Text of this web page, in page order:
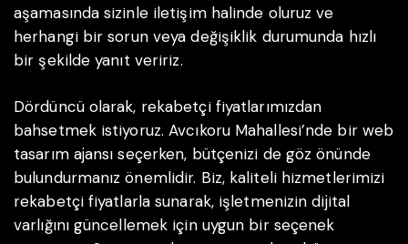
aşamasında sizinle iletişim halinde oluruz ve
herhangi bir sorun veya değişiklik durumunda hızlı
bir şekilde yanıt veririz.
Dördüncü olarak, rekabetçi fiyatlarımızdan
bahsetmek istiyoruz. Avcıkoru Mahallesi’nde bir web
tasarım ajansı seçerken, bütçenizi de göz önünde
bulundurmanız önemlidir. Biz, kaliteli hizmetlerimizi
rekabetçi fiyatlarla sunarak, işletmenizin dijital
varlığını güncellemek için uygun bir seçenek